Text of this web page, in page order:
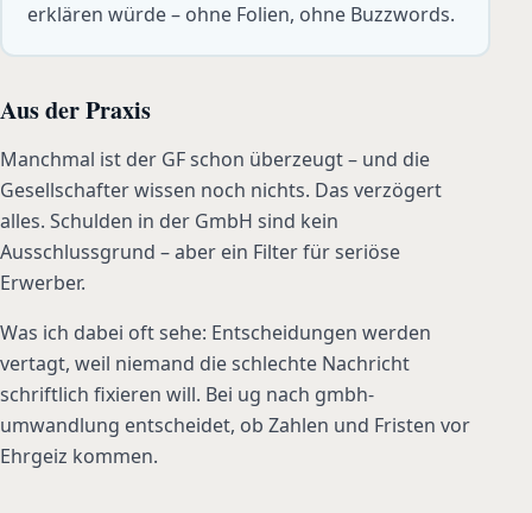
erklären würde – ohne Folien, ohne Buzzwords.
Aus der Praxis
Manchmal ist der GF schon überzeugt – und die
Gesellschafter wissen noch nichts. Das verzögert
alles. Schulden in der GmbH sind kein
Ausschlussgrund – aber ein Filter für seriöse
Erwerber.
Was ich dabei oft sehe: Entscheidungen werden
vertagt, weil niemand die schlechte Nachricht
schriftlich fixieren will. Bei ug nach gmbh-
umwandlung entscheidet, ob Zahlen und Fristen vor
Ehrgeiz kommen.